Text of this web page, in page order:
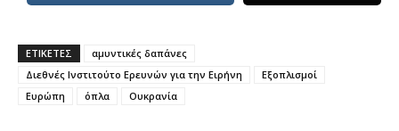
ΕΤΙΚΕΤΕΣ
αμυντικές δαπάνες
Διεθνές Ινστιτούτο Ερευνών για την Ειρήνη
Εξοπλισμοί
Ευρώπη
όπλα Ουκρανία